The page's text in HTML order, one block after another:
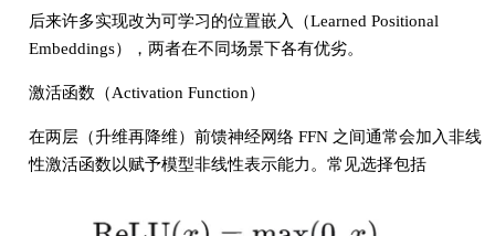
后来许多实现改为可学习的位置嵌入（Learned Positional
Embeddings），两者在不同场景下各有优劣。
激活函数（Activation Function）
在两层（升维再降维）前馈神经网络 FFN 之间通常会加入非线
性激活函数以赋予模型非线性表示能力。常见选择包括